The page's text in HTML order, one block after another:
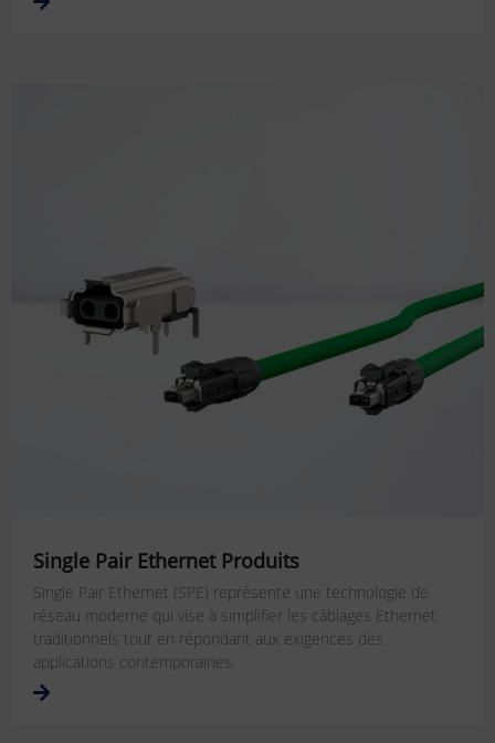
Single Pair Ethernet Produits
Single Pair Ethernet (SPE) représente une technologie de
réseau moderne qui vise à simplifier les câblages Ethernet
traditionnels tout en répondant aux exigences des
applications contemporaines.